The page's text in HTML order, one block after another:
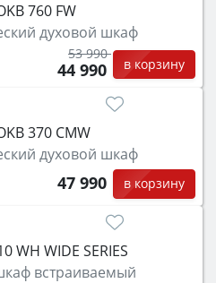
760 FW
духовой шкаф
53 990
44 990 в корзину
370 CMW
духовой шкаф
47 990 в корзину
WH WIDE SERIES
встраиваемый